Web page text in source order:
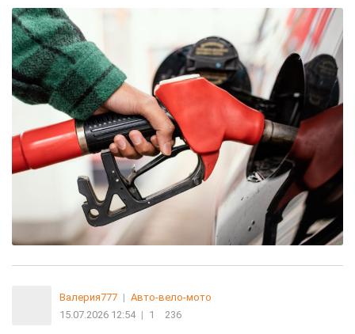
Валерия777 | Авто-вело-мото
15.07.2026 12:54 | 1 236